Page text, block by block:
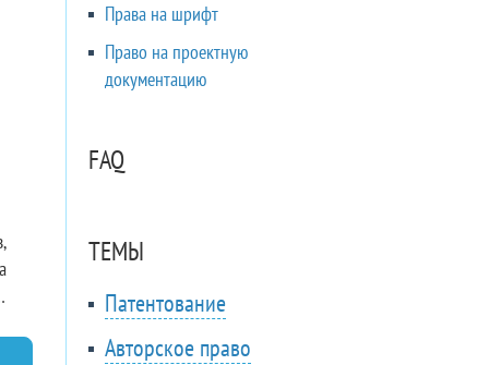
Права на шрифт
Право на проектную
документацию
FAQ
ТЕМЫ
Патентование
Авторское право